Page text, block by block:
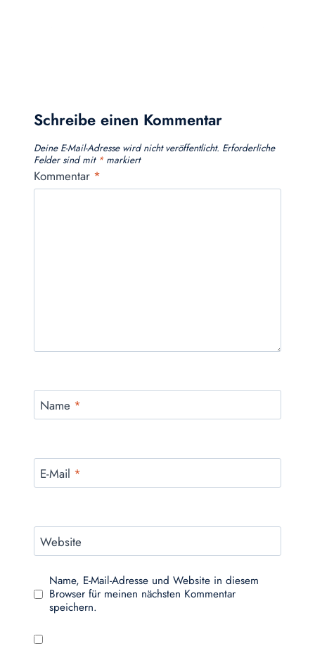
Schreibe einen Kommentar
Deine E-Mail-Adresse wird nicht veröffentlicht. Erforderliche
Felder sind mit *markiert
Kommentar *
Name *
E-Mail *
Website
Name, E-Mail-Adresse und Website in diesem
Browser für meinen nächsten Kommentar
speichern.